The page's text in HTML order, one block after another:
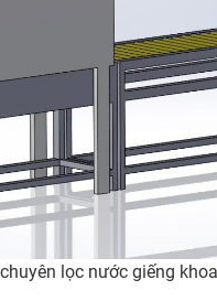
lọc nước giếng